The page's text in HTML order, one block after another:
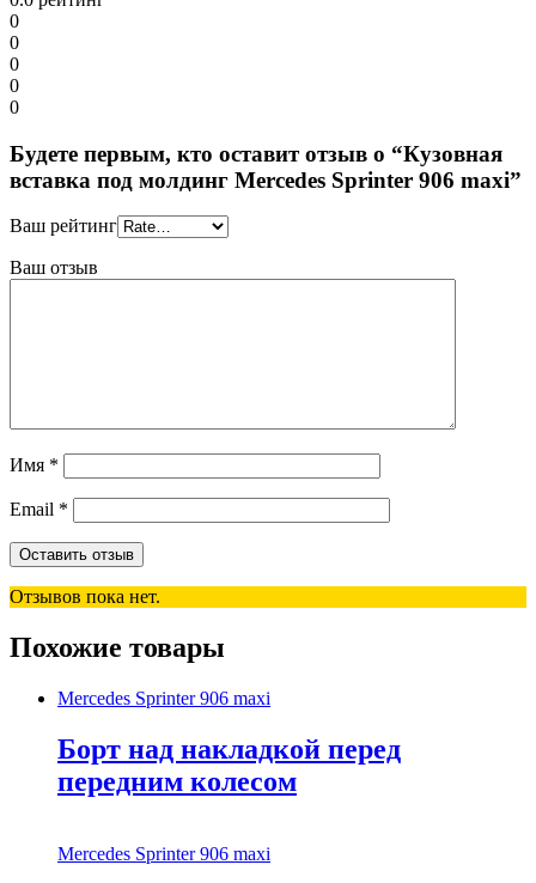
0
0
0
0
0
Будете первым, кто оставит отзыв о “Кузовная
вставка под молдинг Mercedes Sprinter 906 maxi”
Ваш рейтинг
Ваш отзыв
Имя *
Email *
Отзывов пока нет.
Похожие товары
Mercedes Sprinter 906 maxi
Борт над накладкой перед
передним колесом
Mercedes Sprinter 906 maxi